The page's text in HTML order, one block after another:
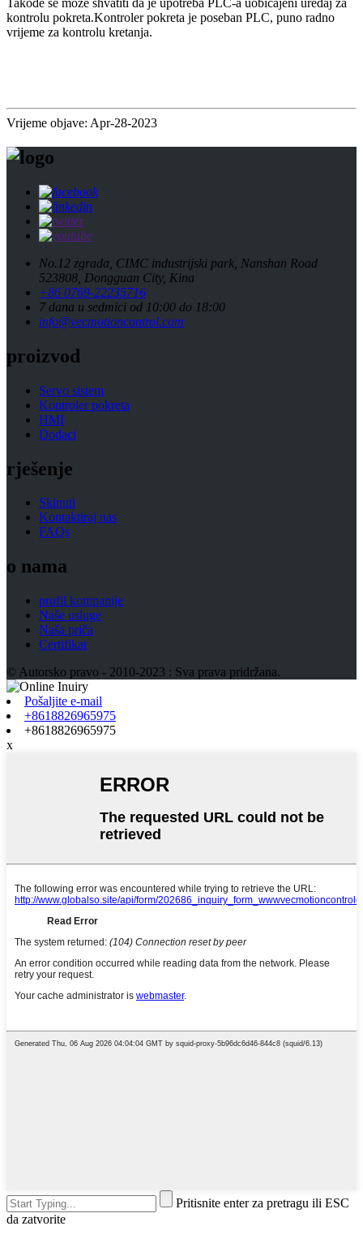
Takođe se može shvatiti da je upotreba PLC-a uobičajeni uređaj za
kontrolu pokreta.Kontroler pokreta je poseban PLC, puno radno
vrijeme za kontrolu kretanja.
Vrijeme objave: Apr-28-2023
No.12 zgrada, CIMC industrijski park, Nanshan Road
523808, Dongguan City, Kina
+86 0769-22235716
7 dana u sedmici od 10:00 do 18:00
info@vecmotioncontrol.com
proizvod
Servo sistem
Kontroler pokreta
HMI
Dodaci
rješenje
Skinuti
Kontaktiraj nas
FAQs
o nama
profil kompanije
Naše usluge
Naša priča
Certifikat
© Autorsko pravo - 2010-2023 : Sva prava pridržana.
Pošaljite e-mail
+8618826965975
+8618826965975
x
Pritisnite enter za pretragu ili ESC
da zatvorite